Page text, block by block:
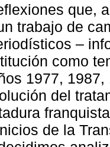
que,
trabajo de
–
como
1977,
del
de la